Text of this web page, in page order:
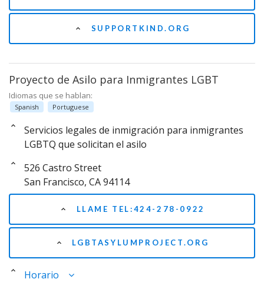
SUPPORTKIND.ORG
Proyecto de Asilo para Inmigrantes LGBT
Idiomas que se hablan:
Spanish Portuguese
Servicios legales de inmigración para inmigrantes
LGBTQ que solicitan el asilo
526 Castro Street
San Francisco, CA 94114
LLAME TEL:424-278-0922
LGBTASYLUMPROJECT.ORG
Horario